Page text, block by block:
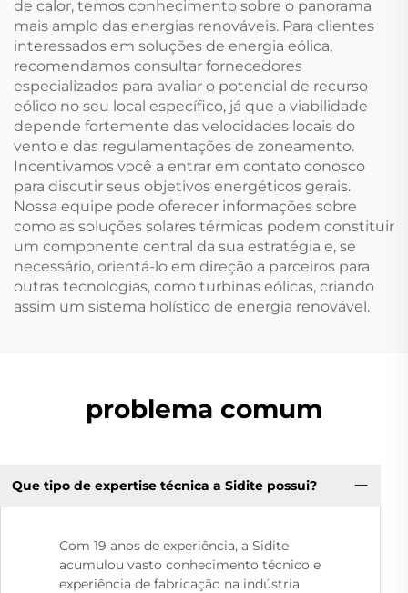
de calor, temos conhecimento sobre o panorama
mais amplo das energias renováveis. Para clientes
interessados em soluções de energia eólica,
recomendamos consultar fornecedores
especializados para avaliar o potencial de recurso
eólico no seu local específico, já que a viabilidade
depende fortemente das velocidades locais do
vento e das regulamentações de zoneamento.
Incentivamos você a entrar em contato conosco
para discutir seus objetivos energéticos gerais.
Nossa equipe pode oferecer informações sobre
como as soluções solares térmicas podem constituir
um componente central da sua estratégia e, se
necessário, orientá-lo em direção a parceiros para
outras tecnologias, como turbinas eólicas, criando
assim um sistema holístico de energia renovável.
problema comum
Que tipo de expertise técnica a Sidite possui?
Com 19 anos de experiência, a Sidite
acumulou vasto conhecimento técnico e
experiência de fabricação na indústria